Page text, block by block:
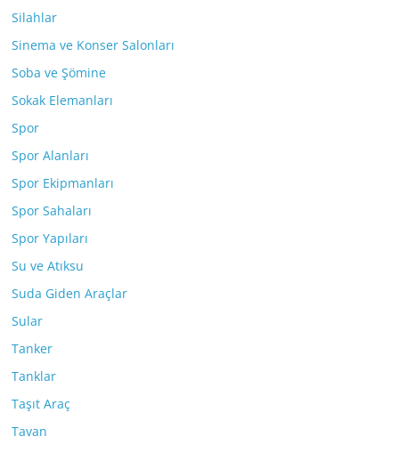
Silahlar
Sinema ve Konser Salonları
Soba ve Şömine
Sokak Elemanları
Spor
Spor Alanları
Spor Ekipmanları
Spor Sahaları
Spor Yapıları
Su ve Atıksu
Suda Giden Araçlar
Sular
Tanker
Tanklar
Taşıt Araç
Tavan